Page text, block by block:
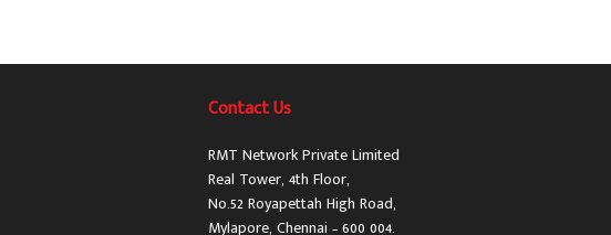
Contact Us
RMT Network Private Limited
Real Tower, 4th Floor,
No.52 Royapettah High Road,
Mylapore, Chennai – 600 004.